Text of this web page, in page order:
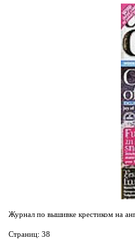
Журнал по вышивке крестиком на
Страниц: 38